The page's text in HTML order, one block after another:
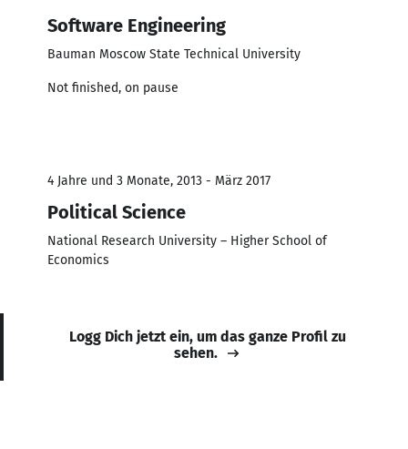
Software Engineering
Bauman Moscow State Technical University
Not finished, on pause
4 Jahre und 3 Monate, 2013 - März 2017
Political Science
National Research University – Higher School of
Economics
Logg Dich jetzt ein, um das ganze Profil zu
sehen.